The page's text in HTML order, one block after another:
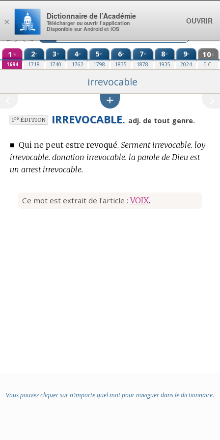
Aller au contenu
1 re
1694
2e
1718
3e
1740
4e
1762
5e
1798
6e
1835
7e
1878
8e
1935
9e
2024
10e
E.C.
irrevocable
1reÉDITION IRREVOCABLE. adj. de tout genre.
■ Qui ne peut estre revoqué. Serment irrevocable. loy
irrevocable. donation irrevocable. la parole de Dieu est
un arrest irrevocable.
Ce mot est extrait de l'article :VOIX.
Vous pouvez cliquer sur n’importe quel mot pour naviguer dans le dictionnaire.
×
Dictionnaire de l’Académie
Télécharger ou ouvrir l’application
Disponible sur Android et iOS
OUVRIR